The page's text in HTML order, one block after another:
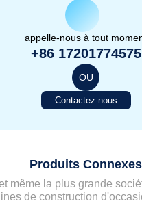
appelle-nous à tout
+86 17201774575
OU
Contactez-nous
Produits Connexes
et même la plus grande
de construction